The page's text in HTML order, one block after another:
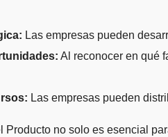
Las empresas pueden
Al reconocer en qué
Las empresas pueden
no solo es esencial